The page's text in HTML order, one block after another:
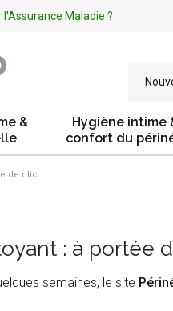
Maladie ?
&
Hygiène intime
confort du
de clic
: à portée
semaines, le site